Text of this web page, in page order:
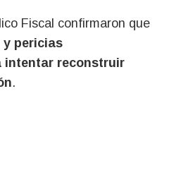
Fiscal confirmaron que
y pericias
intentar reconstruir
.